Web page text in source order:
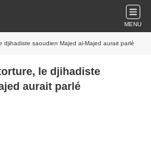
MENU
djihadiste saoudien Majed al-Majed aurait parlé
le djihadiste
aurait parlé